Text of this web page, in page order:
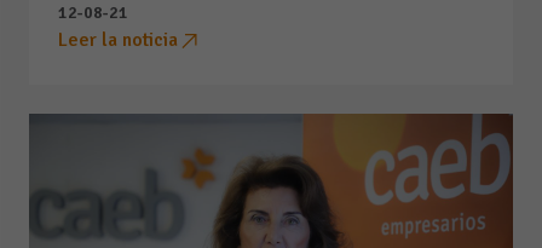
12-08-21
Leer la noticia